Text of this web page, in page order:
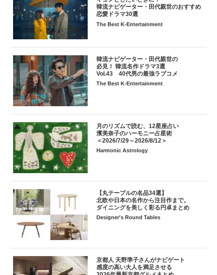
韓流ナビゲーター・田代親世のおすすめ
恋愛ドラマ30選
The Best K-Entertainment
韓流ナビゲーター・田代親世の
必見！ 韓流名作ドラマ3選
Vol.43 40代男の最強ラブコメ
The Best K-Entertainment
月のリズムで読む、12星座占い
濱美奈子のハーモニー占星術
＜2026/7/29～2026/8/12＞
Harmonic Astrology
【丸テーブルの名品34選】
北欧や日本の名作から注目作まで。
ダイニングを美しく彩る円卓まとめ
Designer's Round Tables
京都人 天野準子さんがナビゲート
感度の高い大人を満足させる